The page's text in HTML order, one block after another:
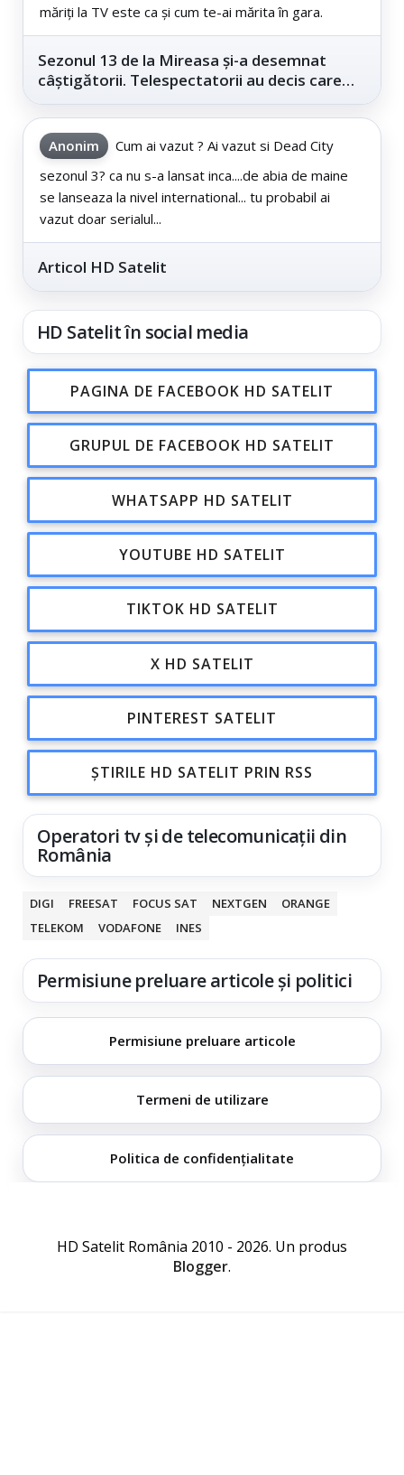
măriți la TV este ca și cum te-ai mărita în gara.
Sezonul 13 de la Mireasa și-a desemnat
câștigătorii. Telespectatorii au decis care
Anonim
Cum ai vazut ? Ai vazut si Dead City
sezonul 3? ca nu s-a lansat inca....de abia de maine
se lanseaza la nivel international... tu probabil ai
vazut doar serialul...
Articol HD Satelit
HD Satelit în social media
PAGINA DE FACEBOOK HD SATELIT
GRUPUL DE FACEBOOK HD SATELIT
WHATSAPP HD SATELIT
YOUTUBE HD SATELIT
TIKTOK HD SATELIT
X HD SATELIT
PINTEREST SATELIT
ȘTIRILE HD SATELIT PRIN RSS
Operatori tv și de telecomunicații din
România
DIGI FREESAT FOCUS SAT NEXTGEN
ORANGE
TELEKOM
VODAFONE INES
Permisiune preluare articole și politici
Permisiune preluare articole
Termeni de utilizare
Politica de confidențialitate
HD Satelit România 2010 - 2026. Un produs
Blogger.